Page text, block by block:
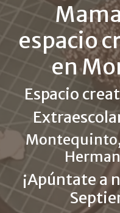
espacio
en
Espacio
¡Apúntate a